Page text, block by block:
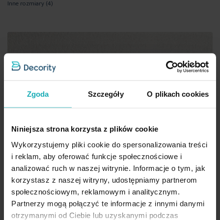
Zgoda Szczegóły O plikach cookies
Niniejsza strona korzysta z plików cookie
Wykorzystujemy pliki cookie do spersonalizowania treści
i reklam, aby oferować funkcje społecznościowe i
analizować ruch w naszej witrynie. Informacje o tym, jak
korzystasz z naszej witryny, udostępniamy partnerom
społecznościowym, reklamowym i analitycznym.
Partnerzy mogą połączyć te informacje z innymi danymi
otrzymanymi od Ciebie lub uzyskanymi podczas
Inne rozmiary(4)